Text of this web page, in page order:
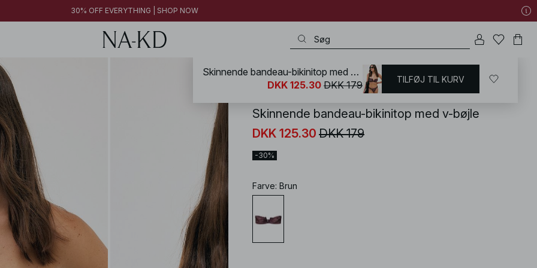
30% OFF EVERYTHING | SHOP NOW
NA-KD / Badetøj / Bikinier / Bikini-overdele / Bandeau-bikinier
Skinnende bandeau-bikinitop med v-bøjle
DKK 125.30 DKK 179
-30%
Farve: Brun
Skinnende bandeau-bikinitop med v-bøjle
DKK 125.30 DKK 179 TILFØJ TIL KURV